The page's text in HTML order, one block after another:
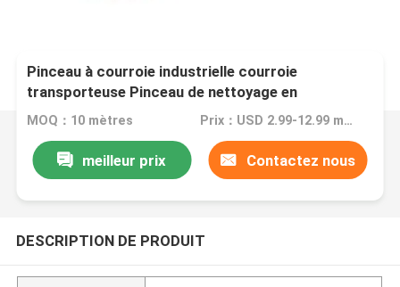
Pinceau à courroie industrielle courroie
transporteuse Pinceau de nettoyage en
caoutchouc PVC
MOQ：10 mètres Prix：USD 2.99-12.99 meter
meilleur prix Contactez nous
DESCRIPTION DE PRODUIT